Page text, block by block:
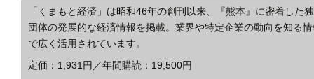
「くまもと経済」は昭和46年の創刊以来、『熊本』に密着し
団体の発展的な経済情報を掲載。業界や特定企業の動向を知る
で広く活用されています。
定価：1,931円／年間購読：19,500円